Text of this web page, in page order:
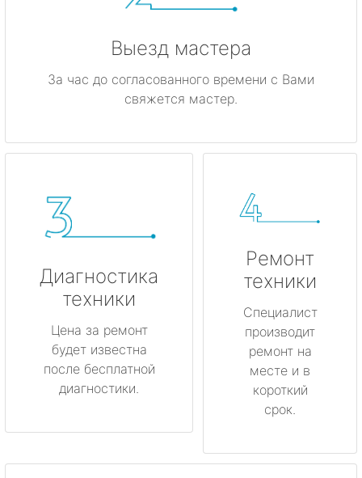
Выезд мастера
За час до согласованного времени с Вами
свяжется мастер.
Диагностика
техники
Цена за ремонт
будет известна
после бесплатной
диагностики.
Ремонт
техники
Специалист
производит
ремонт на
месте и в
короткий
срок.